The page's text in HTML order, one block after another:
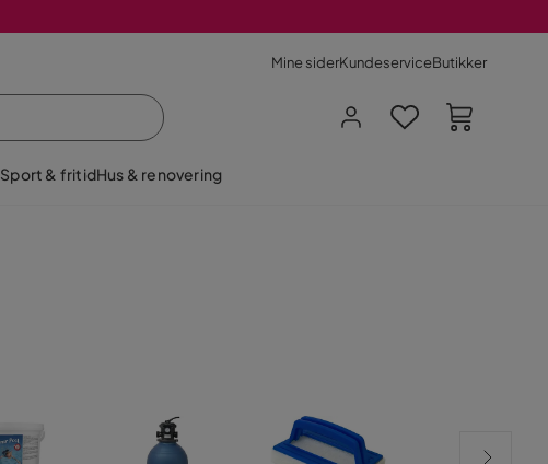
Mine siderKundeserviceButikker
Sport & fritidHus & renovering